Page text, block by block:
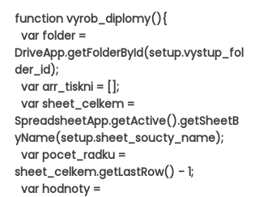
function vyrob_diplomy(){
DriveApp.getFolderById(setup.vystup_fol
der_id);
  var arr_tiskni = [];
SpreadsheetApp.getActive().getSheetB
yName(setup.sheet_soucty_name);
sheet_celkem.getLastRow() - 1;